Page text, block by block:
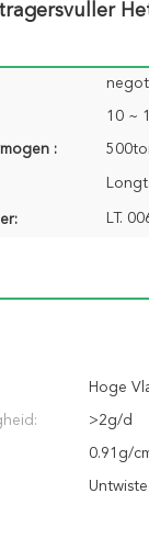
10 ~
:
LT.
Hoge
>2g/d
0.91g/